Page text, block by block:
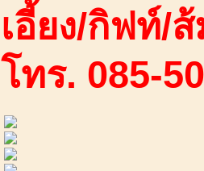
เอี้ยง/กิฟท์/
โทร. 085-